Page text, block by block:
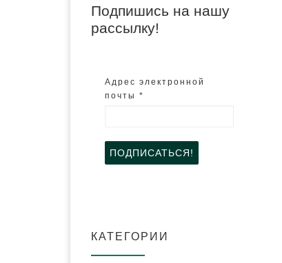
Подпишись на нашу
рассылку!
Адрес электронной
почты *
КАТЕГОРИИ